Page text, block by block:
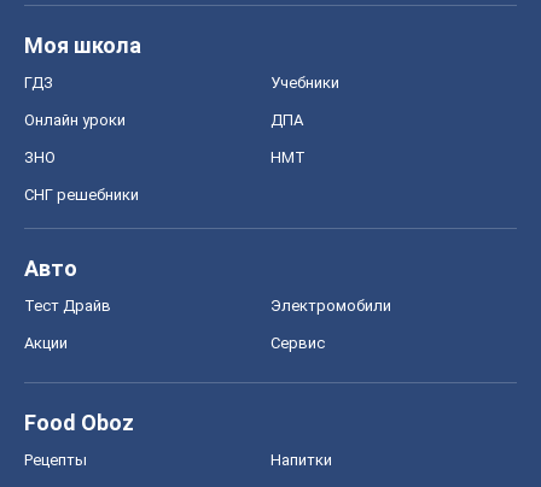
Моя школа
ГДЗ Учебники
Онлайн уроки ДПА
ЗНО НМТ
СНГ решебники
Авто
Тест Драйв Электромобили
Акции Сервис
Food Oboz
Рецепты Напитки